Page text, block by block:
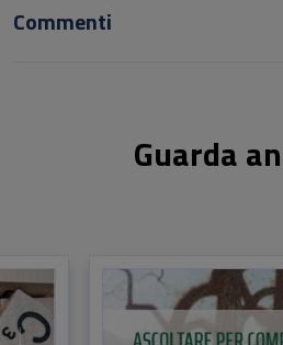
Commenti
Guarda